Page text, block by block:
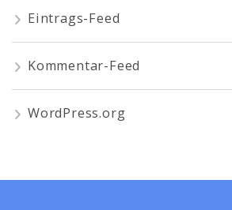
Eintrags-Feed
Kommentar-Feed
WordPress.org